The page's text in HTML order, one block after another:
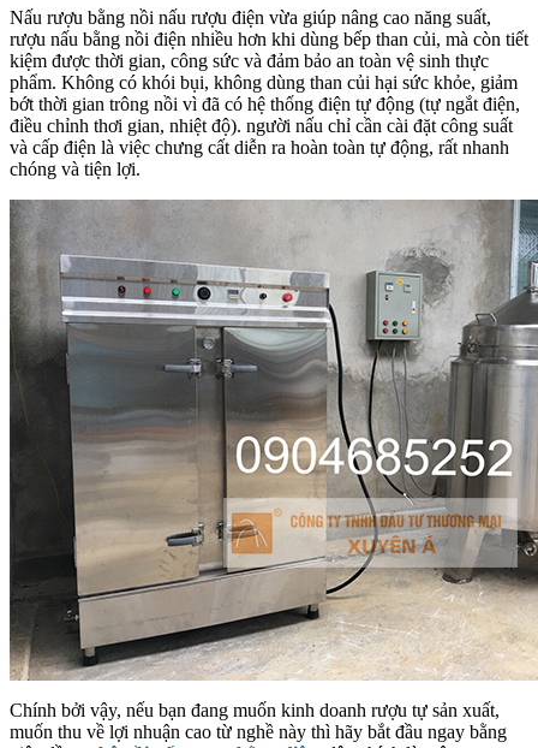
Nấu rượu bằng nồi nấu rượu điện vừa giúp nâng cao năng suất,
rượu nấu bằng nồi điện nhiều hơn khi dùng bếp than củi, mà còn tiết
kiệm được thời gian, công sức và đảm bảo an toàn vệ sinh thực
phẩm. Không có khói bụi, không dùng than củi hại sức khỏe, giảm
bớt thời gian trông nồi vì đã có hệ thống điện tự động (tự ngắt điện,
điều chỉnh thơi gian, nhiệt độ). người nấu chỉ cần cài đặt công suất
và cấp điện là việc chưng cất diễn ra hoàn toàn tự động, rất nhanh
chóng và tiện lợi.
Chính bởi vậy, nếu bạn đang muốn kinh doanh rượu tự sản xuất,
muốn thu về lợi nhuận cao từ nghề này thì hãy bắt đầu ngay bằng